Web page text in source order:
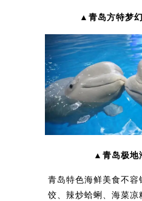
▲青岛方特梦
▲青岛极地
青岛特色海鲜美食不容
饺、辣炒蛤蜊、海菜